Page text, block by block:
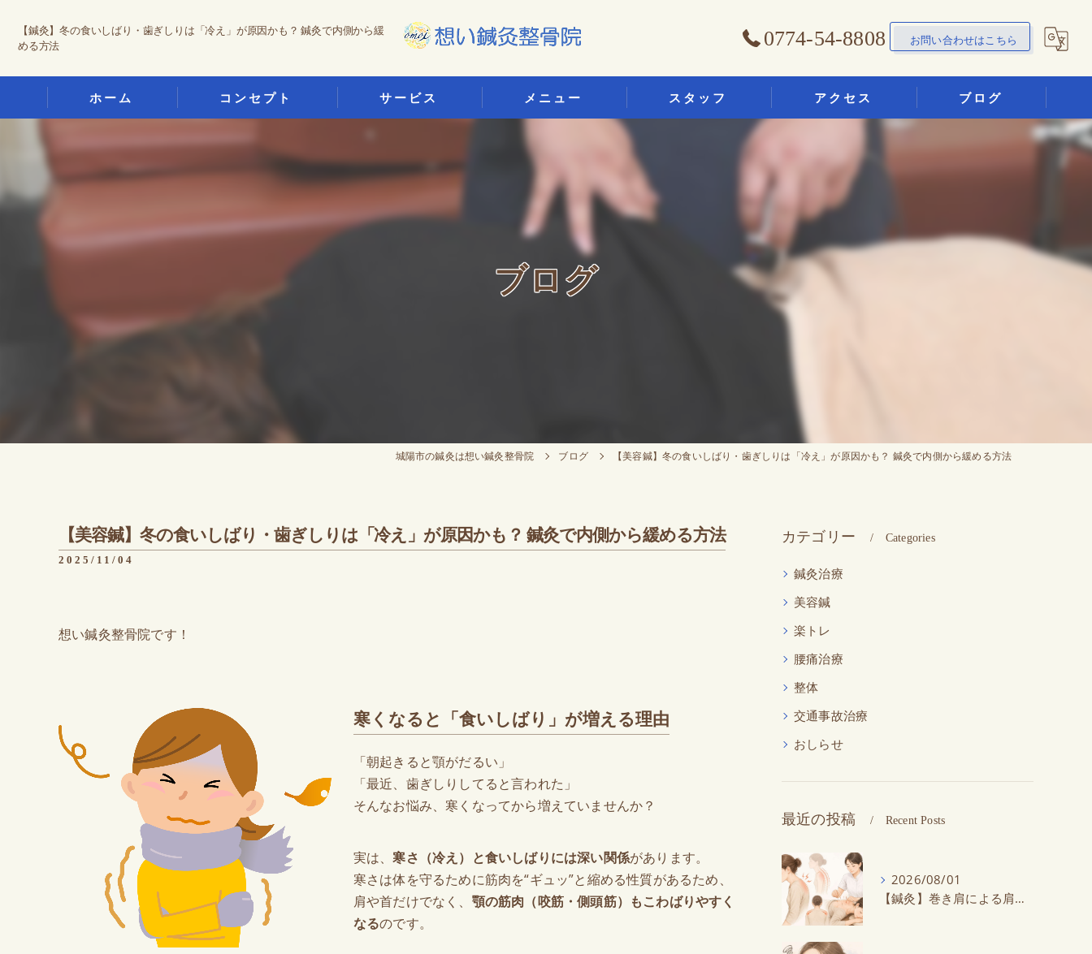
【鍼灸】冬の食いしばり・歯ぎしりは「冷え」が原因かも？ 鍼灸で内側から緩
める方法
0774-54-8808 お問い合わせはこちら
ホーム コンセプト
城陽市の鍼灸･想い鍼灸整骨院の評判
城陽市の鍼灸･想い鍼灸整骨院のお客様の声
サービス
鍼灸治療
交通事故治療
メニュー スタッフ アクセス ブログ
ブログ
城陽市の鍼灸は想い鍼灸整骨院 ブログ 【美容鍼】冬の食いしばり・歯ぎしりは「冷え」が原因かも？ 鍼灸で内側から緩める方法
【美容鍼】冬の食いしばり・歯ぎしりは「冷え」が原因かも？ 鍼灸で内側から緩める方法
2025/11/04
想い鍼灸整骨院です！
寒くなると「食いしばり」が増える理由
「朝起きると顎がだるい」
「最近、歯ぎしりしてると言われた」
そんなお悩み、寒くなってから増えていませんか？
実は、寒さ（冷え）と食いしばりには深い関係があります。
寒さは体を守るために筋肉を“ギュッ”と縮める性質があるため、
肩や首だけでなく、 顎の筋肉（咬筋・側頭筋）もこわばりやすく
なるのです。
カテゴリー Categories
鍼灸治療
美容鍼
楽トレ
腰痛治療
整体
交通事故治療
おしらせ
最近の投稿 Recent Posts
2026/08/01
【鍼灸】巻き肩による肩こり・首こりにお悩みの方に鍼灸がオススメ！スマホ・デスクワークで悪化する？